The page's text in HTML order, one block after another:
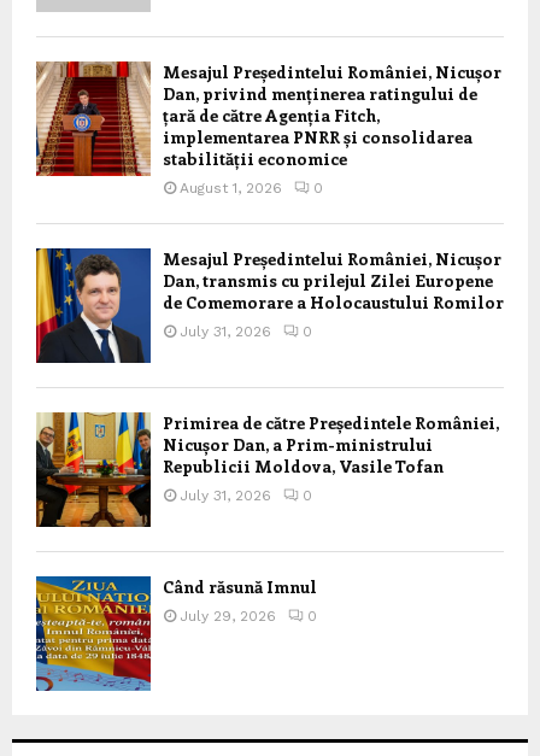
Mesajul Președintelui României, Nicușor
Dan, privind menținerea ratingului de
țară de către Agenția Fitch,
implementarea PNRR și consolidarea
stabilității economice
August 1, 2026 0
Mesajul Președintelui României, Nicușor
Dan, transmis cu prilejul Zilei Europene
de Comemorare a Holocaustului Romilor
July 31, 2026 0
Primirea de către Președintele României,
Nicușor Dan, a Prim-ministrului
Republicii Moldova, Vasile Tofan
July 31, 2026 0
Când răsună Imnul
July 29, 2026 0